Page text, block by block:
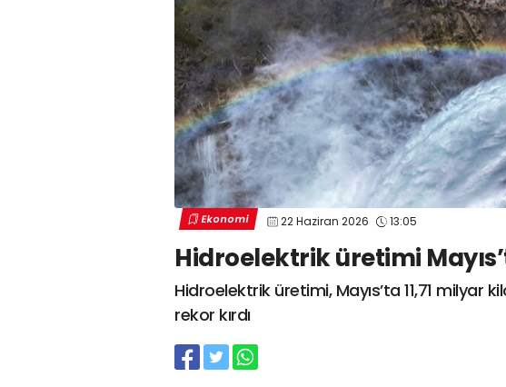
Ekonomi 22 Haziran 2026 13:05
Hidroelektrik üretimi
Hidroelektrik üretimi, Mayıs’ta 11,71
rekor kırdı